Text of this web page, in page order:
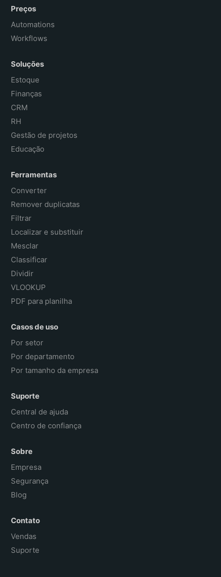
Preços
Automations
Workflows
Soluções
Estoque
Finanças
CRM
RH
Gestão de projetos
Educação
Ferramentas
Converter
Remover duplicatas
Filtrar
Localizar e substituir
Mesclar
Classificar
Dividir
VLOOKUP
PDF para planilha
Casos de uso
Por setor
Por departamento
Por tamanho da empresa
Suporte
Central de ajuda
Centro de confiança
Sobre
Empresa
Segurança
Blog
Contato
Vendas
Suporte